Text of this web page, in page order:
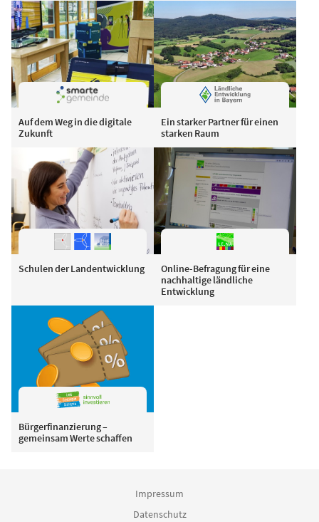
Auf dem Weg in die digitale
Zukunft
Ein starker Partner für einen
starken Raum
Schulen der Landentwicklung
Online-Befragung für eine
nachhaltige ländliche
Entwicklung
Bürgerfinanzierung –
gemeinsam Werte schaffen
Impressum
Datenschutz